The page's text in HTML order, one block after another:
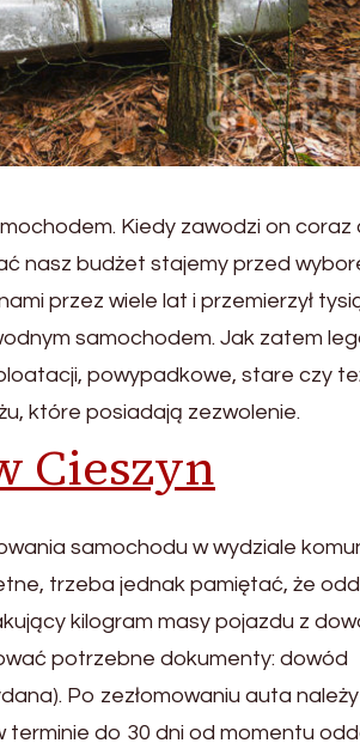
Kiedy zawodzi on coraz
nasz budżet stajemy przed
przez wiele lat i przemierzył
samochodem. Jak zatem
powypadkowe, stare czy
które posiadają zezwolenie.
Cieszyn
samochodu w wydziale
trzeba jednak pamiętać, że
kilogram masy pojazdu z
potrzebne dokumenty: dowód
Po zezłomowaniu auta
terminie do 30 dni od momentu